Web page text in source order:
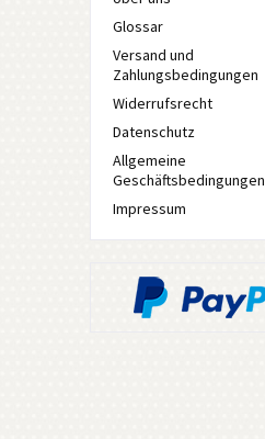
Glossar
Versand und
Zahlungsbedingungen
Widerrufsrecht
Datenschutz
Allgemeine
Geschäftsbedingungen
Impressum